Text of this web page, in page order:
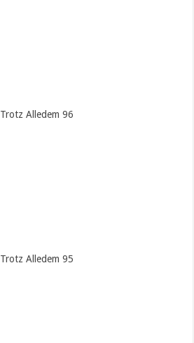
Trotz Alledem 96
Trotz Alledem 95